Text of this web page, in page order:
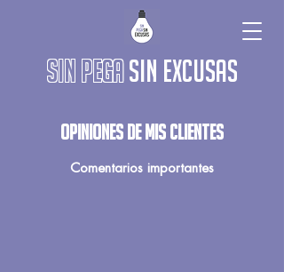
sin pegasin excusas
Opiniones de mis clientes
Comentarios importantes